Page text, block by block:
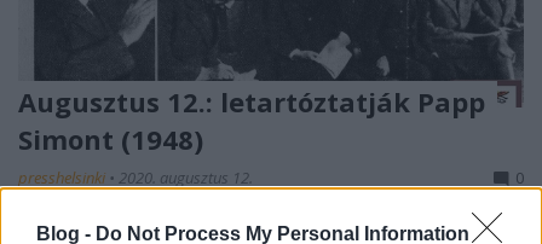
Blog - Do Not Process My Personal Information
Augusztus 12.: letartóztatják Papp
Simont (1948)
presshelsinki • 2020. augusztus 12. 0